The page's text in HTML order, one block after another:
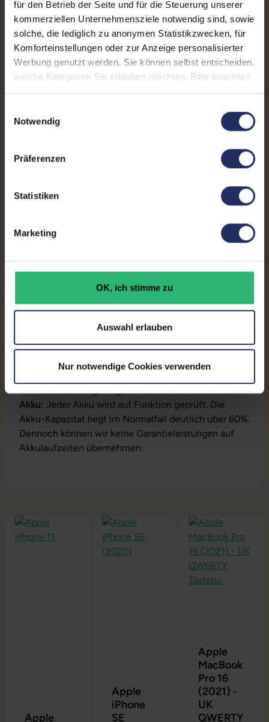
für den Betrieb der Seite und für die Steuerung unserer
kommerziellen Unternehmensziele notwendig sind, sowie
solche, die lediglich zu anonymen Statistikzwecken, für
Komforteinstellungen oder zur Anzeige personalisierter
Werbung genutzt werden. Sie können selbst entscheiden,
welche Kategorien Sie erlauben möchten. Bitte beachten
Sie, dass aufgrund Ihrer Einstellungen, womöglich nicht
Weitere Informationen finden Sie in
Notwendig
Präferenzen
Statistiken
Marketing
OK, ich stimme zu
Auswahl erlauben
Nur notwendige Cookies verwenden
Produktbeschreibung
Lieferumfang:
Notebook, Netzteil
Wiederherstellungsmöglichkeit auf Auslieferzustand.
Akku: Jeder Akku wird auf Funktion geprüft. Die
Akku-Kapazität liegt im Normalfall deutlich über 60%.
Dennoch können wir keine Garantieleistungen auf
Akkulaufzeiten übernehmen.
Onboard-Grafik:
Apple M2 Pro 16-Core-
GPU
Fingerprintreader:
Bildwiederholrate: 120Hz
Zustand: Gebraucht
Arbeitsspeicher:
Apple M2 Pro @ 3,49 GHz
Maße (LxBxH): 221,2 x 312,6 x 15,5 mm
Gewicht: 1,6 kg
Herstellernummer: MPHH3D/A
Produktgalerie überspringen
Apple
Apple
iPhone
SE
Apple
MacBook
Pro 16
(2021) -
UK
QWERTY